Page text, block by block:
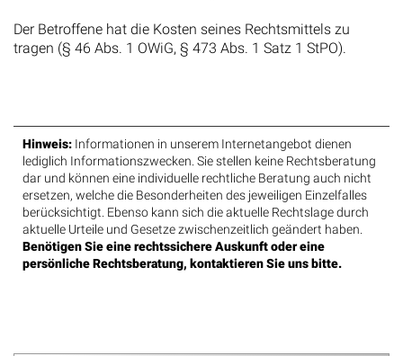
Der Betroffene hat die Kosten seines Rechtsmittels zu
tragen (§ 46 Abs. 1 OWiG, § 473 Abs. 1 Satz 1 StPO).
Hinweis: Informationen in unserem Internetangebot dienen
lediglich Informationszwecken. Sie stellen keine Rechtsberatung
dar und können eine individuelle rechtliche Beratung auch nicht
ersetzen, welche die Besonderheiten des jeweiligen Einzelfalles
berücksichtigt. Ebenso kann sich die aktuelle Rechtslage durch
aktuelle Urteile und Gesetze zwischenzeitlich geändert haben.
Benötigen Sie eine rechtssichere Auskunft oder eine
persönliche Rechtsberatung, kontaktieren Sie uns bitte.